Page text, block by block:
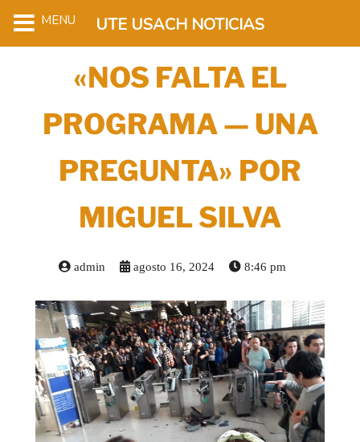
«NOS FALTA EL
PROGRAMA — UNA
PREGUNTA» POR
MIGUEL SILVA
admin agosto 16, 2024 8:46 pm
MENU UTE USACH NOTICIAS